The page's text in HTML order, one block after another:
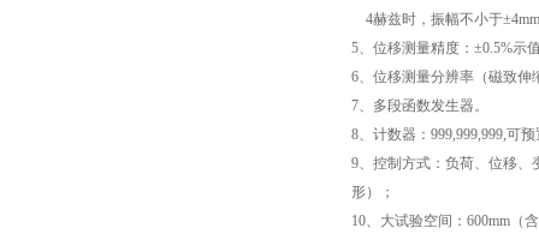
4赫兹时，振幅不小于±4mm
5、位移测量精度：±0.5%示
6、位移测量分辨率（磁致伸
7、多段函数发生器。
8、计数器：999,999,999,可
9、控制方式：负荷、位移
形）；
10、大试验空间：600mm（